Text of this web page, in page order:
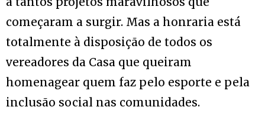
começaram a surgir. Mas a honraria está
totalmente à disposição de todos os
vereadores da Casa que queiram
homenagear quem faz pelo esporte e pela
inclusão social nas comunidades.